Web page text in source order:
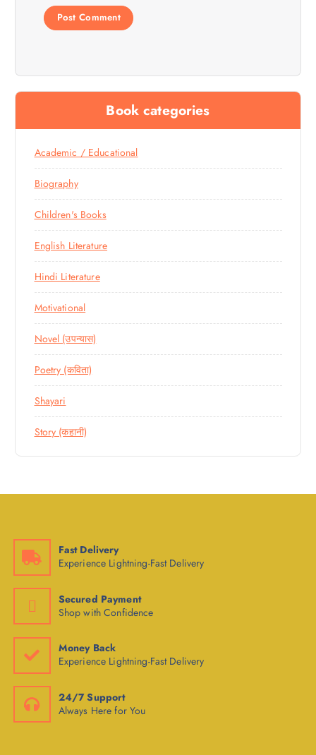
Book categories
Academic / Educational
Biography
Children's Books
English Literature
Hindi Literature
Motivational
Novel (उपन्यास)
Poetry (कविता)
Shayari
Story (कहानी)
Fast Delivery
Experience Lightning-Fast Delivery
Secured Payment
Shop with Confidence
Money Back
Experience Lightning-Fast Delivery
24/7 Support
Always Here for You